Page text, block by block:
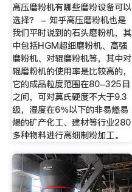
高压磨粉机有哪些磨粉设备可以
选择？ - 知乎高压磨粉机也是
我们平时说到的石头磨粉机，其
中包括HGM超细磨粉机、高强
磨粉机、对辊磨粉机等，其中对
辊磨粉机的使用率是比较高的，
它的成品粒度范围在80-325目
之间，可对莫氏硬度不大于9.3
级，湿度在6％以下的非易燃易
爆的矿产化工、建材等行业280
多种物料进行高细制粉加工。